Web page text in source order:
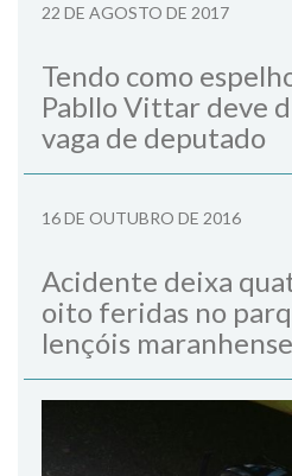
22 DE AGOSTO DE 2017
Tendo como
Pabllo Vittar deve
vaga de deputado
16 DE OUTUBRO DE 2016
Acidente deixa
oito feridas no
lençóis